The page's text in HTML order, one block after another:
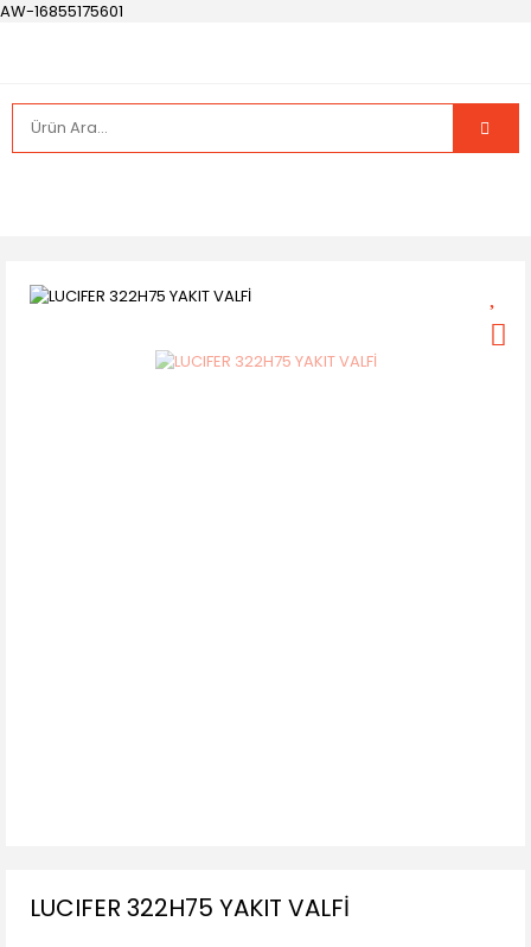
AW-16855175601
LUCIFER 322H75 YAKIT VALFİ